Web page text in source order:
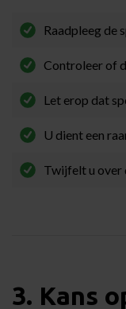
Raadpleeg de
Controleer of
Let erop dat
U dient een
Twijfelt u over
3. Kans